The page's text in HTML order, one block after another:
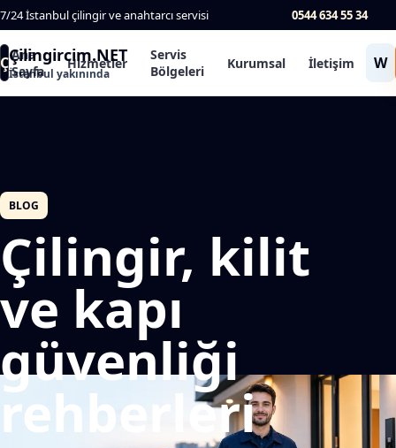
7/24 İstanbul çilingir ve anahtarcı servisi 0544 634 55 34
ÇÇilingircim.NET
İstanbul yakınında
Ana
Sayfa
Hizmetler
Servis
Bölgeleri
Kurumsal İletişim W
BLOG
Çilingir, kilit
ve kapı
güvenliği
rehberleri